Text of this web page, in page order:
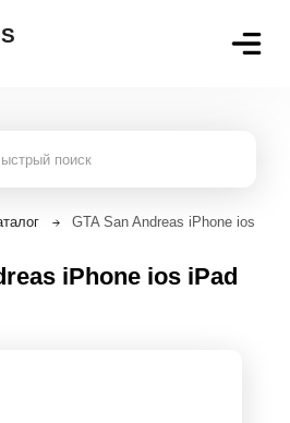
GTA San Andreas iPhone ios
iPhone ios iPad